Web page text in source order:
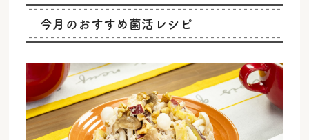
今月のおすすめ菌活レシピ